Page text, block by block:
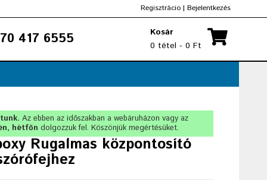
Regisztrácio | Bejelentkezés
417 6555
Kosár
0 tétel - 0 Ft
Az ebben az időszakban a webáruházon vagy az
hétfőn dolgozzuk fel. Köszönjük megértésüket.
Rugalmas központosító